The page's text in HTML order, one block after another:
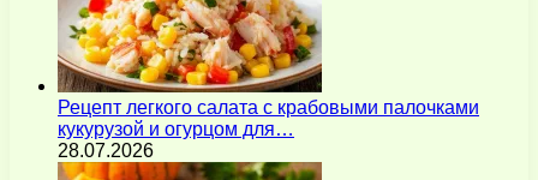
Рецепт легкого салата с крабовыми палочками
кукурузой и огурцом для…
28.07.2026